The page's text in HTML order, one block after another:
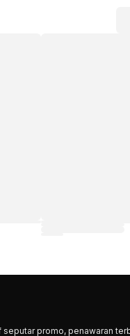
promo, penawaran